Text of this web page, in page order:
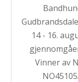
14 - 16.
Vinner av